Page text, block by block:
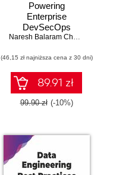
Powering
Enterprise
DevSecOps
Naresh Balaram Choudhary
(46,15 zł najniższa cena z 30 dni)
89.91 zł
99.90 zł (-10%)